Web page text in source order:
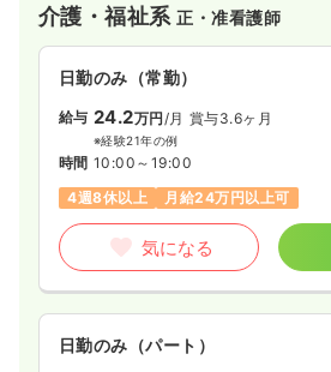
介護・福祉系正・准看護師
日勤のみ（常勤）
給与 24.2万円 /月 賞与3.6ヶ月
※経験21年の例
時間 10:00～19:00
4週8休以上
月給24万円以上可
気になる
日勤のみ（パート）